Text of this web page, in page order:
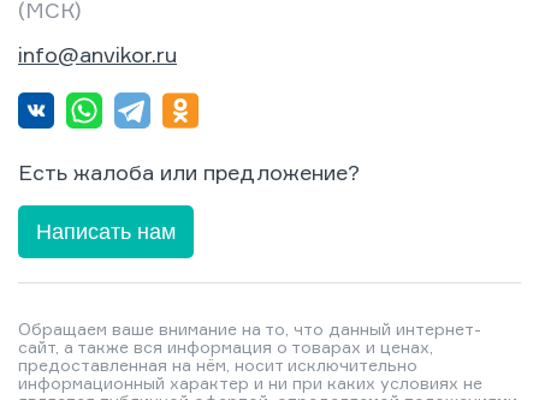
(МСК)
info@anvikor.ru
Есть жалоба или предложение?
Написать нам
Обращаем ваше внимание на то, что данный интернет-
сайт, а также вся информация о товарах и ценах,
предоставленная на нём, носит исключительно
информационный характер и ни при каких условиях не